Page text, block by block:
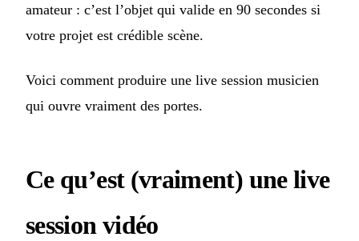
amateur : c’est l’objet qui valide en 90 secondes si
votre projet est crédible scène.
Voici comment produire une live session musicien
qui ouvre vraiment des portes.
Ce qu’est (vraiment) une live
session vidéo